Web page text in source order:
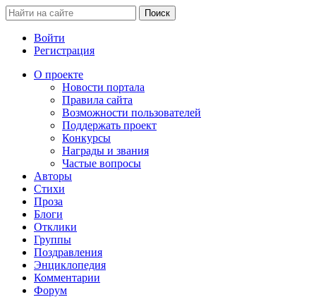
Войти
Регистрация
О проекте
Новости портала
Правила сайта
Возможности пользователей
Поддержать проект
Конкурсы
Награды и звания
Частые вопросы
Авторы
Стихи
Проза
Блоги
Отклики
Группы
Поздравления
Энциклопедия
Комментарии
Форум